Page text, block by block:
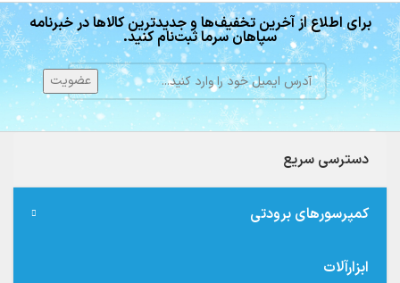
برای اطلاع از آخرین تخفیف‌ها و جدیدترین کالاها در خبرنامه
سپاهان سرما ثبت‌نام کنید.
دسترسی سریع
کمپرسورهای برودتی
ابزارآلات